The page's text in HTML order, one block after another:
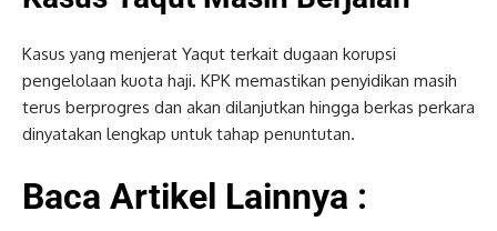
Kasus yang menjerat Yaqut terkait dugaan korupsi
pengelolaan kuota haji. KPK memastikan penyidikan masih
terus berprogres dan akan dilanjutkan hingga berkas perkara
dinyatakan lengkap untuk tahap penuntutan.
Baca Artikel Lainnya :